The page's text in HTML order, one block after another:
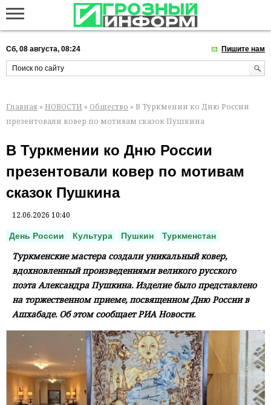
Сб, 08 августа, 08:24 Пишите нам
Главная » НОВОСТИ » Общество » В Туркмении ко Дню России
презентовали ковер по мотивам сказок Пушкина
В Туркмении ко Дню России
презентовали ковер по мотивам
сказок Пушкина
12.06.2026 10:40
День России Культура Пушкин Туркменстан
Туркменские мастера создали уникальный ковер,
вдохновленный произведениями великого русского
поэта Александра Пушкина. Изделие было представлено
на торжественном приеме, посвященном Дню России в
Ашхабаде. Об этом сообщает РИА Новости.